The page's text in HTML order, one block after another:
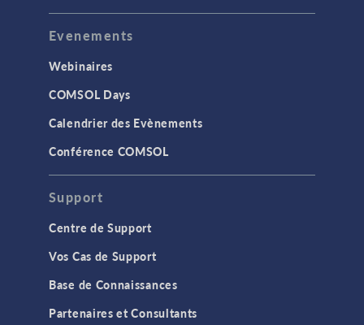
Evenements
Webinaires
COMSOL Days
Calendrier des Evènements
Conférence COMSOL
Support
Centre de Support
Vos Cas de Support
Base de Connaissances
Partenaires et Consultants